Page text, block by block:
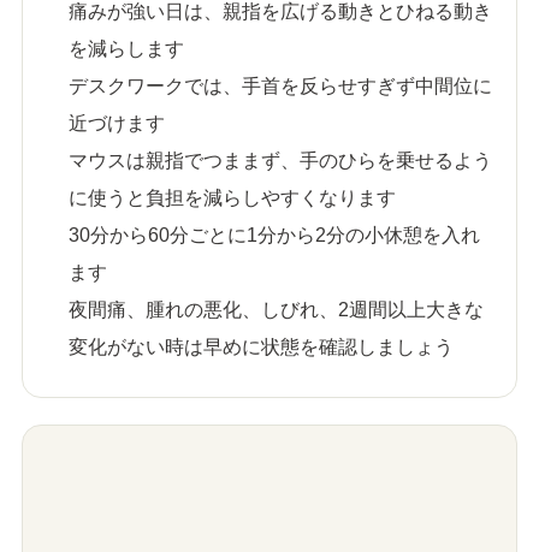
痛みが強い日は、親指を広げる動きとひねる動き
を減らします
デスクワークでは、手首を反らせすぎず中間位に
近づけます
マウスは親指でつままず、手のひらを乗せるよう
に使うと負担を減らしやすくなります
30分から60分ごとに1分から2分の小休憩を入れ
ます
夜間痛、腫れの悪化、しびれ、2週間以上大きな
変化がない時は早めに状態を確認しましょう